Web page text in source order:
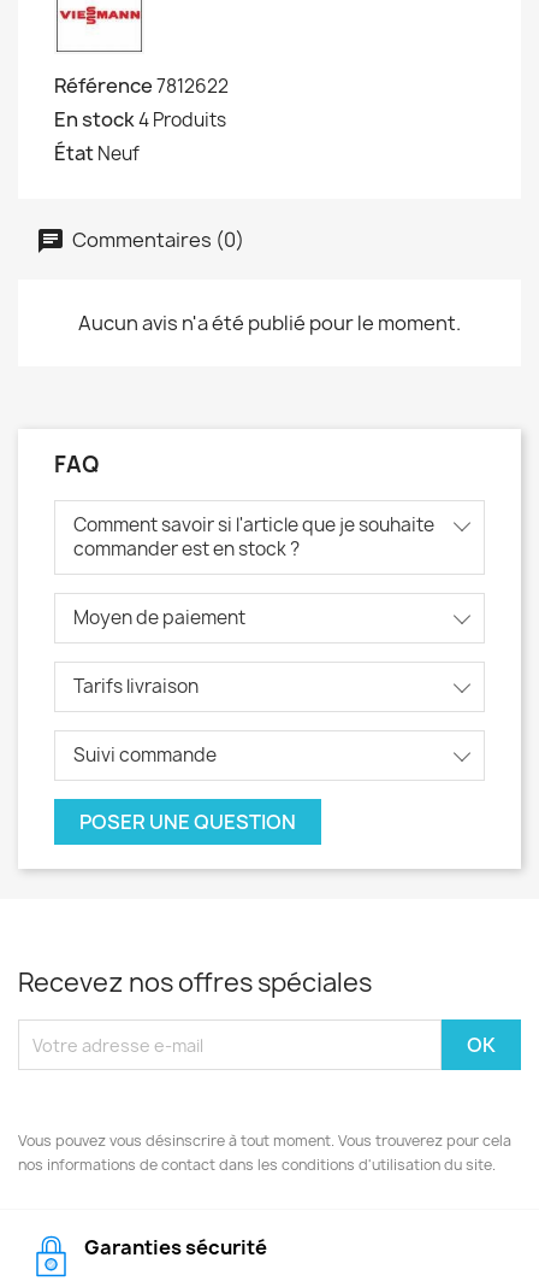
Référence7812622
En stock4 Produits
ÉtatNeuf
Commentaires (0)
Aucun avis n'a été publié pour le moment.
FAQ
Comment savoir si l'article que je souhaite
commander est en stock ?
Moyen de paiement
Tarifs livraison
Suivi commande
POSER UNE QUESTION
Recevez nos offres spéciales
Vous pouvez vous désinscrire à tout moment. Vous trouverez pour cela
nos informations de contact dans les conditions d'utilisation du site.
Garanties sécurité